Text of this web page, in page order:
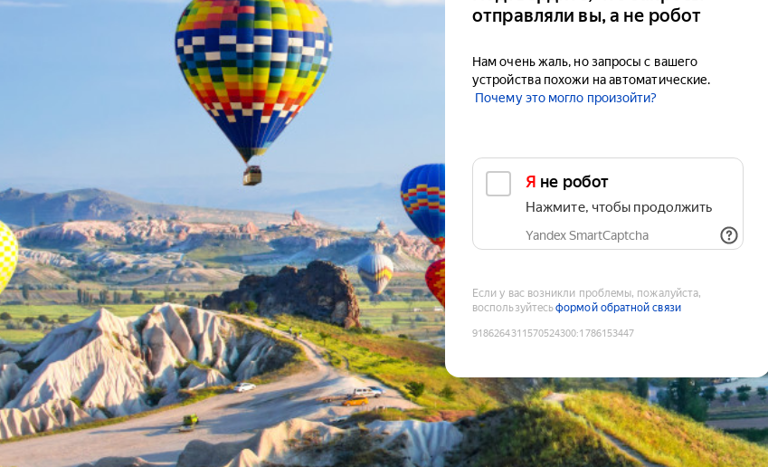
отправляли вы, а не робот
Нам очень жаль, но запросы с вашего
устройства похожи на автоматические.
Почему это могло произойти?
Я не робот
Нажмите, чтобы продолжить
Yandex SmartCaptcha
Если у вас возникли проблемы, пожалуйста,
воспользуйтесьформой обратной связи
9186264311570524300:1786153447